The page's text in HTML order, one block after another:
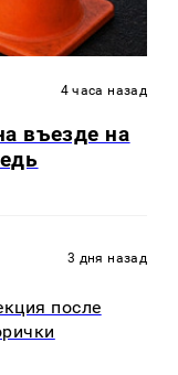
4 часа назад
въезде на
3 дня назад
после